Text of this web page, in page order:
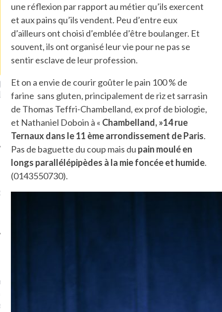
FOURRÉ AUX
ET AUX
DANS LA HALLE
ET POURQUOI PAS
?
UNE MOUETTE SUR LA TÊTE
DE LA VIERGE À BIARRITZ.
MES DERNIERS
toujours aimé marcher.
une réflexion par rapport au métier qu’ils exercent
et aux pains qu’ils vendent. Peu d’entre eux
d’ailleurs ont choisi d’emblée d’être boulanger. Et
souvent, ils ont organisé leur vie pour ne pas se
sentir esclave de leur profession.
Et on a envie de courir goûter le pain 100 % de
farine sans gluten, principalement de riz et sarrasin
de Thomas Teffri-Chambelland, ex prof de biologie,
et Nathaniel Doboin à « Chambelland, »14 rue
Ternaux dans le 11 ème arrondissement de Paris.
Pas de baguette du coup mais du pain moulé en
longs parallélépipèdes à la mie foncée et humide.
(0143550730).